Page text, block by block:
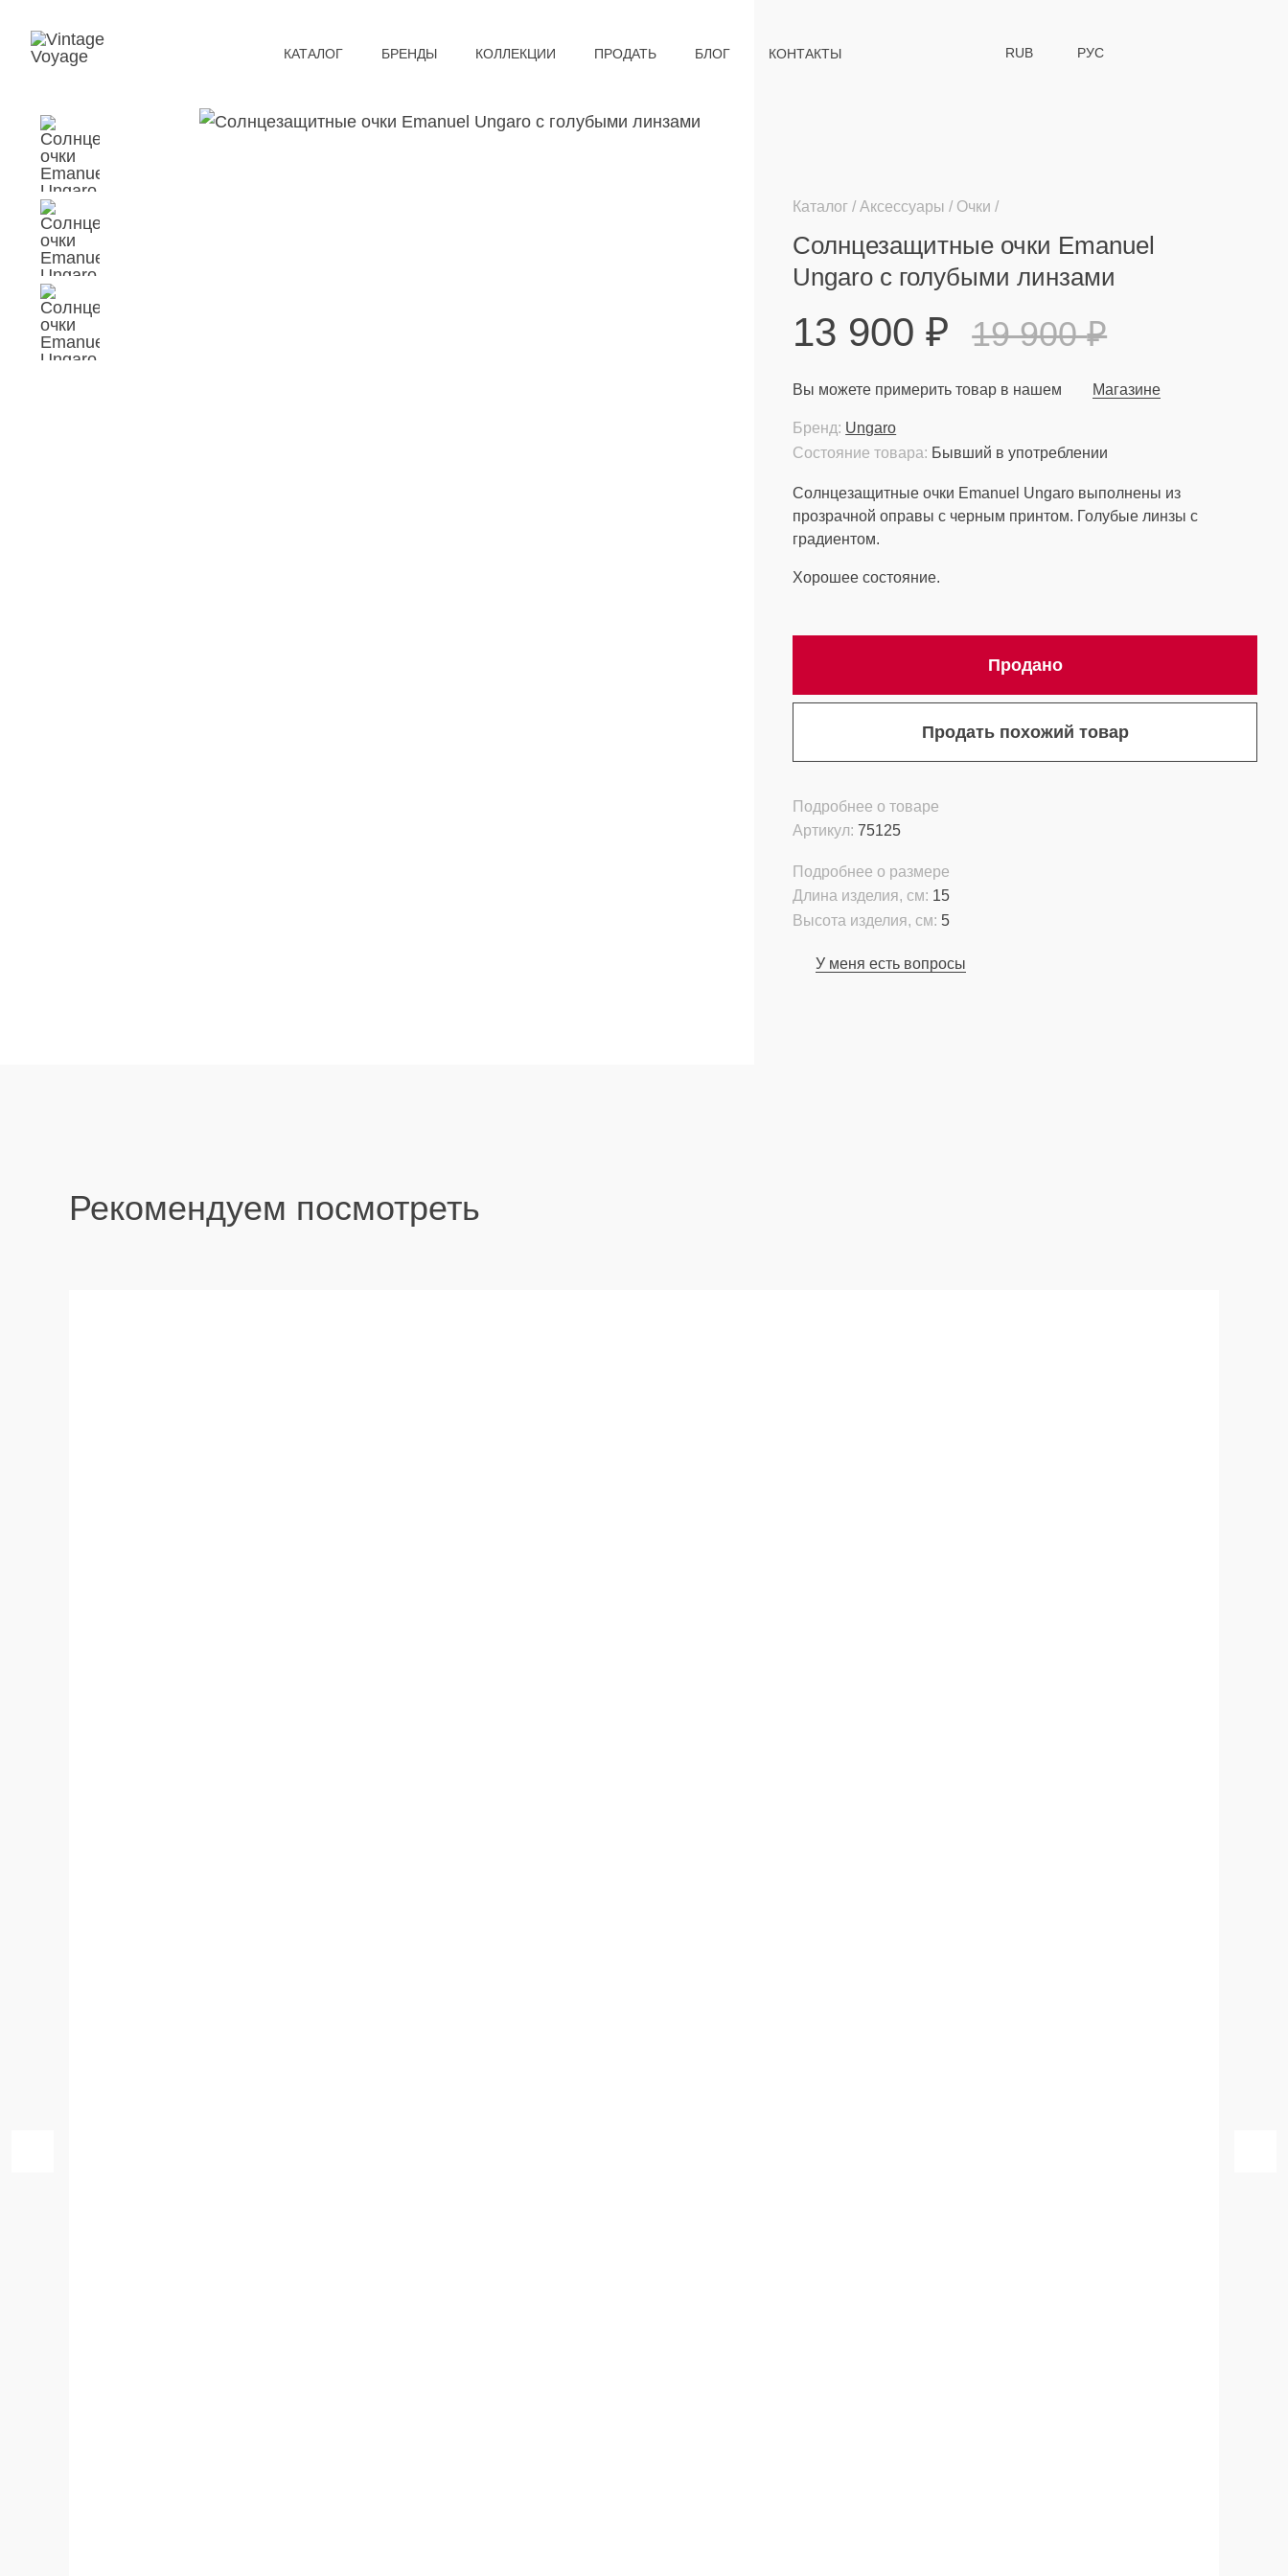
КАТАЛОГ БРЕНДЫ КОЛЛЕКЦИИ ПРОДАТЬ БЛОГ КОНТАКТЫ RUB РУС
Каталог Аксессуары Очки
Солнцезащитные очки Emanuel
Ungaro с голубыми линзами
13 900₽ 19 900₽
Вы можете примерить товар в нашем Магазине
Состояние товара: Бывший в употреблении
Бренд: Ungaro
Солнцезащитные очки Emanuel Ungaro выполнены из
прозрачной оправы с черным принтом. Голубые линзы с
градиентом.
Хорошее состояние.
Продано
Продать похожий товар
Подробнее о товаре
Артикул: 75125
Подробнее о размере
Высота изделия, см: 5
Длина изделия, см: 15
У меня есть вопросы
Рекомендуем посмотреть